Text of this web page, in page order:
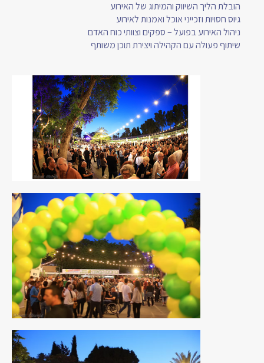
הובלת הליך השיווק והמיתוג של האירוע
גיוס חסויות וזכייני אוכל ואמנות לאירוע
ניהול האירוע בפועל – ספקים וצוותי כוח האדם
שיתוף פעולה עם הקהילה ויצירת תוכן משותף